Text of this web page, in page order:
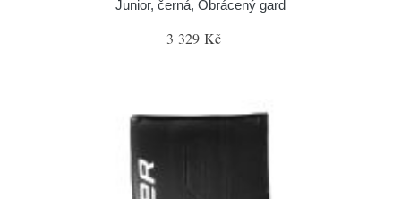
Junior, černá, Obrácený gard
3 329 Kč